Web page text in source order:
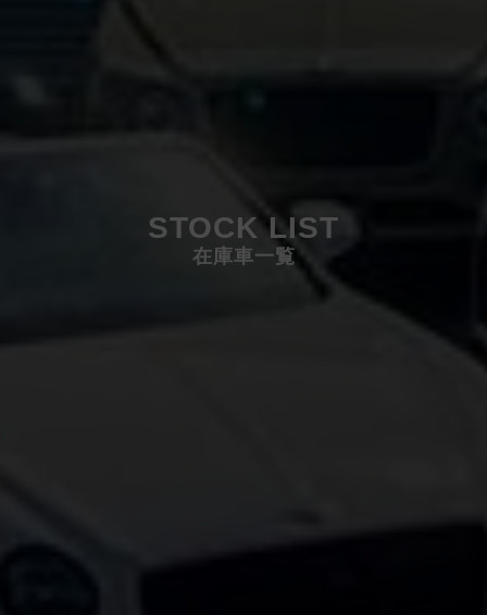
STOCK LIST
在庫車一覧